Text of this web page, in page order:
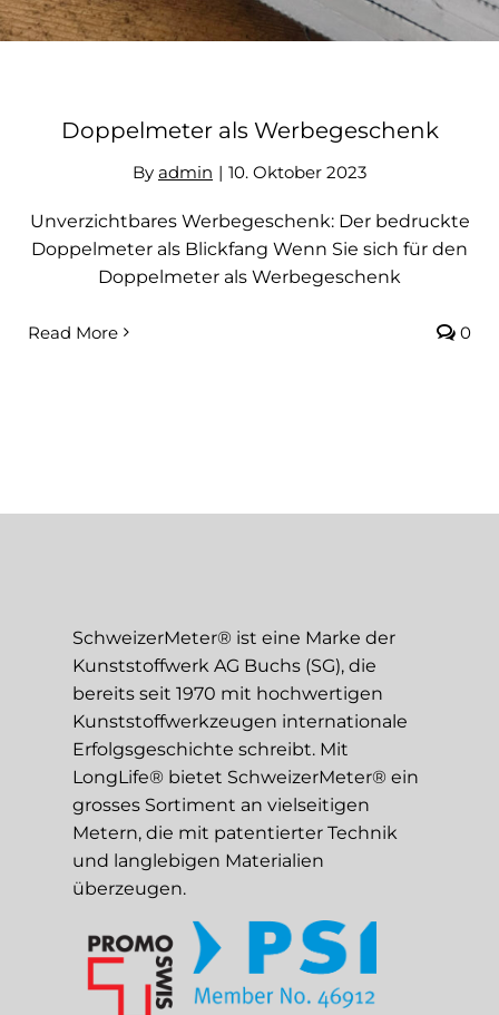
Kontakt
Doppelmeter als Werbegeschenk
By admin | 10. Oktober 2023
Unverzichtbares Werbegeschenk: Der bedruckte
Doppelmeter als Blickfang Wenn Sie sich für den
Doppelmeter als Werbegeschenk
Read More 0
SchweizerMeter® ist eine Marke der
Kunststoffwerk AG Buchs (SG), die
bereits seit 1970 mit hochwertigen
Kunststoffwerkzeugen internationale
Erfolgsgeschichte schreibt. Mit
LongLife® bietet SchweizerMeter® ein
grosses Sortiment an vielseitigen
Metern, die mit patentierter Technik
und langlebigen Materialien
überzeugen.